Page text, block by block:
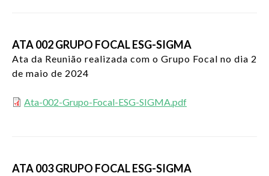
ATA 002 GRUPO FOCAL ESG-SIGMA
Ata da Reunião realizada com o Grupo Focal no dia 2
de maio de 2024
Ata-002-Grupo-Focal-ESG-SIGMA.pdf
ATA 003 GRUPO FOCAL ESG-SIGMA